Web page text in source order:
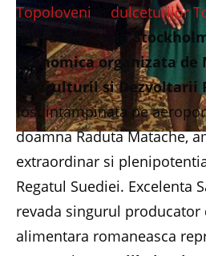
Topoloveni si dulceturilor
mai, a inceput
la
economica organizata
Agriculturii si Dezvoltarii
fost intampinata pe
doamna Raduta Matache,
extraordinar si
Regatul Suediei. Excelenta
revada singurul
alimentara romaneasca